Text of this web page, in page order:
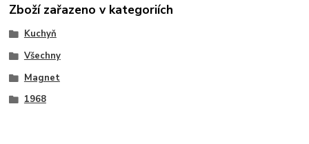
Zboží zařazeno v kategoriích
Kuchyň
Všechny
Magnet
1968